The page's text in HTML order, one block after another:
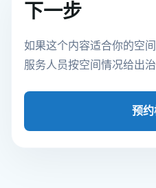
下一步
如果这个内容适合你的空
服务人员按空间情况给出治
预约